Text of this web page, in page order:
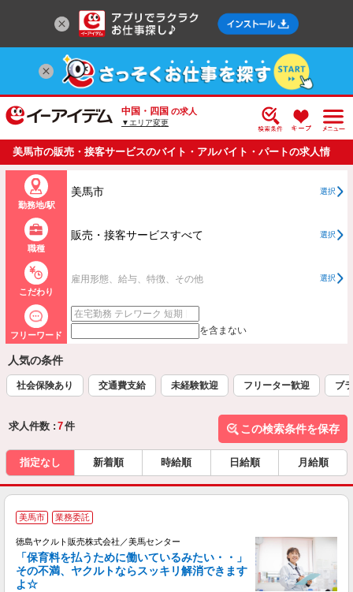
中国・四国 の求人
▼エリア変更
美馬市の販売・接客サービスのバイト・アルバイト・パートの求人情
報一覧
勤務地/駅
美馬市 選択
職種
販売・接客サービスすべて 選択
こだわり
雇用形態、給与、特徴、その他 選択
フリーワード を含まない
人気の条件
社会保険あり 交通費支給 未経験歓迎 フリーター歓迎 ブ
求人件数 : 7件 この検索条件を保存
指定なし 新着順 時給順 日給順 月給順
美馬市 業務委託
徳島ヤクルト販売株式会社／美馬センター
「保育料を払うために働いているみたい・・」
その不満、ヤクルトならスッキリ解消できます
よ☆